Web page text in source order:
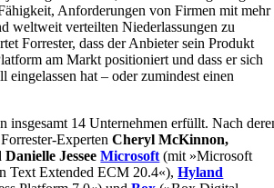
Anforderungen von Firmen mit mehr
weltweit verteilten Niederlassungen zu
Forrester, dass der Anbieter sein Produkt
am Markt positioniert und dass er sich
hat – oder zumindest einen
insgesamt 14 Unternehmen erfüllt. Nach
ExpertenCheryl McKinnon,
Danielle Jessee Microsoft (mit »Microsoft
Text Extended ECM 20.4«),Hyland